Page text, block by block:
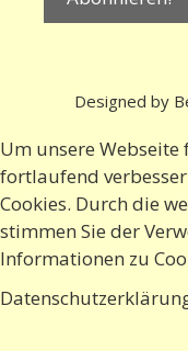
Designed by
Um unsere
fortlaufend
Cookies. Durch die
stimmen Sie der
Informationen zu